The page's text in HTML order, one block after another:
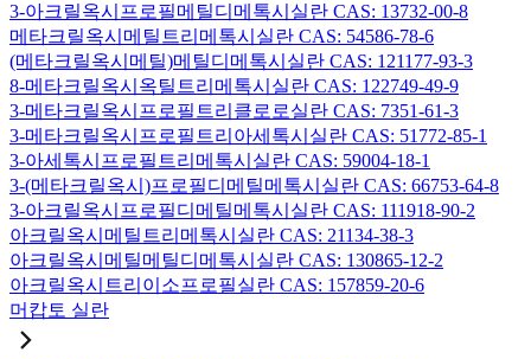
3-아크릴옥시프로필메틸디메톡시실란 CAS: 13732-00-8
메타크릴옥시메틸트리메톡시실란 CAS: 54586-78-6
(메타크릴옥시메틸)메틸디메톡시실란 CAS: 121177-93-3
8-메타크릴옥시옥틸트리메톡시실란 CAS: 122749-49-9
3-메타크릴옥시프로필트리클로로실란 CAS: 7351-61-3
3-메타크릴옥시프로필트리아세톡시실란 CAS: 51772-85-1
3-아세톡시프로필트리메톡시실란 CAS: 59004-18-1
3-(메타크릴옥시)프로필디메틸메톡시실란 CAS: 66753-64-8
3-아크릴옥시프로필디메틸메톡시실란 CAS: 111918-90-2
아크릴옥시메틸트리메톡시실란 CAS: 21134-38-3
아크릴옥시메틸메틸디메톡시실란 CAS: 130865-12-2
아크릴옥시트리이소프로필실란 CAS: 157859-20-6
머캅토 실란